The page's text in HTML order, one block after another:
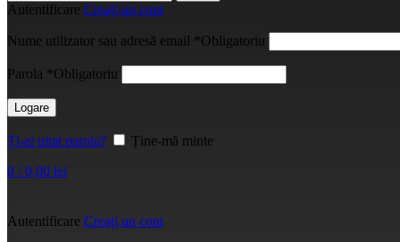
Autentificare Creați un cont
Nume utilizator sau adresă email *Obligatoriu
Parola *Obligatoriu
Logare
Ți-ai uitat parola?
Ține-mă minte
0 / 0,00 lei
Autentificare Creați un cont